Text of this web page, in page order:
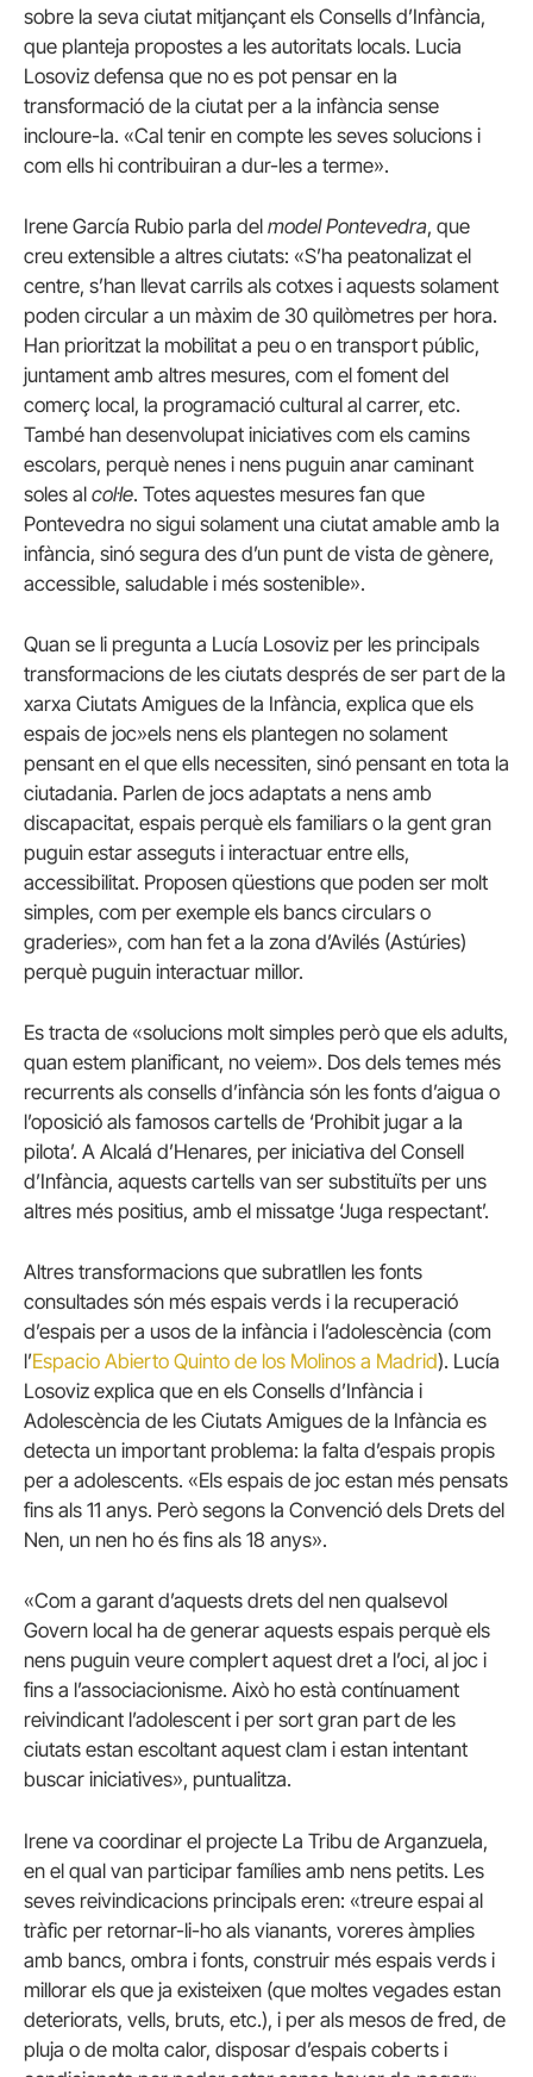
sobre la seva ciutat mitjançant els Consells d’Infància,
que planteja propostes a les autoritats locals. Lucia
Losoviz defensa que no es pot pensar en la
transformació de la ciutat per a la infància sense
incloure-la. «Cal tenir en compte les seves solucions i
com ells hi contribuiran a dur-les a terme».
Irene García Rubio parla del model Pontevedra, que
creu extensible a altres ciutats: «S’ha peatonalizat el
centre, s’han llevat carrils als cotxes i aquests solament
poden circular a un màxim de 30 quilòmetres per hora.
Han prioritzat la mobilitat a peu o en transport públic,
juntament amb altres mesures, com el foment del
comerç local, la programació cultural al carrer, etc.
També han desenvolupat iniciatives com els camins
escolars, perquè nenes i nens puguin anar caminant
soles al col·le. Totes aquestes mesures fan que
Pontevedra no sigui solament una ciutat amable amb la
infància, sinó segura des d’un punt de vista de gènere,
accessible, saludable i més sostenible».
Quan se li pregunta a Lucía Losoviz per les principals
transformacions de les ciutats després de ser part de la
xarxa Ciutats Amigues de la Infància, explica que els
espais de joc»els nens els plantegen no solament
pensant en el que ells necessiten, sinó pensant en tota la
ciutadania. Parlen de jocs adaptats a nens amb
discapacitat, espais perquè els familiars o la gent gran
puguin estar asseguts i interactuar entre ells,
accessibilitat. Proposen qüestions que poden ser molt
simples, com per exemple els bancs circulars o
graderies», com han fet a la zona d’Avilés (Astúries)
perquè puguin interactuar millor.
Es tracta de «solucions molt simples però que els adults,
quan estem planificant, no veiem». Dos dels temes més
recurrents als consells d’infància són les fonts d’aigua o
l’oposició als famosos cartells de ‘Prohibit jugar a la
pilota’. A Alcalá d’Henares, per iniciativa del Consell
d’Infància, aquests cartells van ser substituïts per uns
altres més positius, amb el missatge ‘Juga respectant’.
Altres transformacions que subratllen les fonts
consultades són més espais verds i la recuperació
d’espais per a usos de la infància i l’adolescència (com
l’Espacio Abierto Quinto de los Molinos a Madrid). Lucía
Losoviz explica que en els Consells d’Infància i
Adolescència de les Ciutats Amigues de la Infància es
detecta un important problema: la falta d’espais propis
per a adolescents. «Els espais de joc estan més pensats
fins als 11 anys. Però segons la Convenció dels Drets del
Nen, un nen ho és fins als 18 anys».
«Com a garant d’aquests drets del nen qualsevol
Govern local ha de generar aquests espais perquè els
nens puguin veure complert aquest dret a l’oci, al joc i
fins a l’associacionisme. Això ho està contínuament
reivindicant l’adolescent i per sort gran part de les
ciutats estan escoltant aquest clam i estan intentant
buscar iniciatives», puntualitza.
Irene va coordinar el projecte La Tribu de Arganzuela,
en el qual van participar famílies amb nens petits. Les
seves reivindicacions principals eren: «treure espai al
tràfic per retornar-li-ho als vianants, voreres àmplies
amb bancs, ombra i fonts, construir més espais verds i
millorar els que ja existeixen (que moltes vegades estan
deteriorats, vells, bruts, etc.), i per als mesos de fred, de
pluja o de molta calor, disposar d’espais coberts i